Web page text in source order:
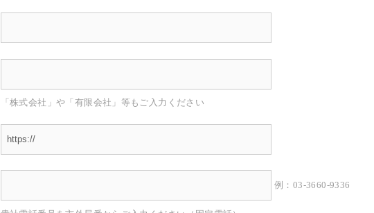
「株式会社」や「有限会社」等もご入力ください
例：03-3660-9336